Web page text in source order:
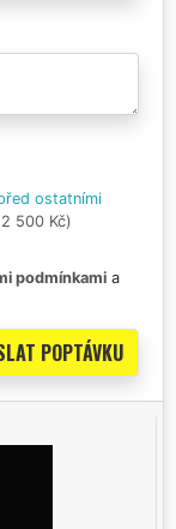
ostatními
500 Kč)
podmínkami a